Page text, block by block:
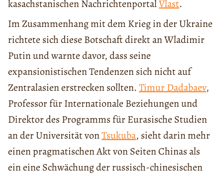
kasachstanischen NachrichtenportalVlast.
Im Zusammenhang mit dem Krieg in der Ukraine
richtete sich diese Botschaft direkt an Wladimir
Putin und warnte davor, dass seine
expansionistischen Tendenzen sich nicht auf
Zentralasien erstrecken sollten.Timur Dadabaev,
Professor für Internationale Beziehungen und
Direktor des Programms für Eurasische Studien
an der Universität vonTsukuba, sieht darin mehr
einen pragmatischen Akt von Seiten Chinas als
ein eine Schwächung der russisch-chinesischen